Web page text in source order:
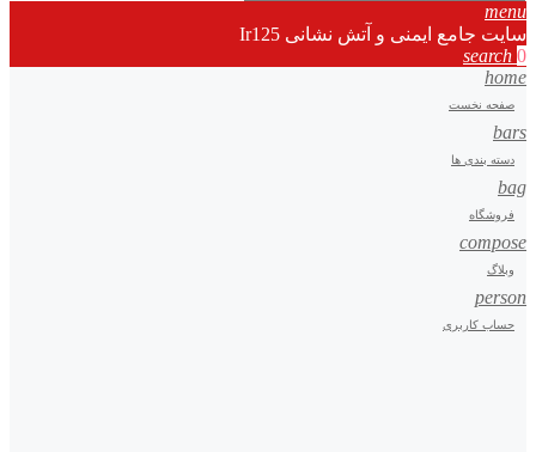
menu
سایت جامع ایمنی و آتش نشانی Ir125
search 0
home
صفحه نخست
bars
دسته بندی ها
bag
فروشگاه
compose
وبلاگ
person
حساب کاربری